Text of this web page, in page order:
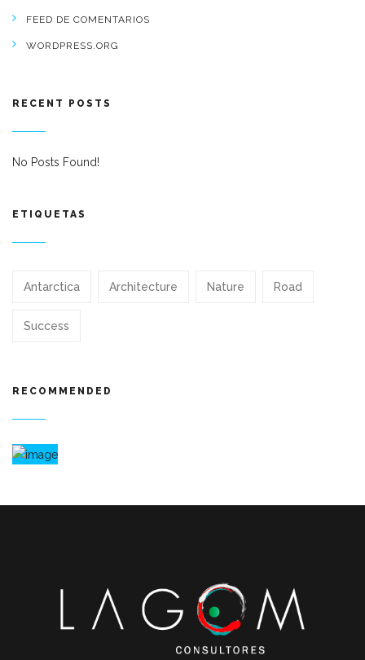
FEED DE COMENTARIOS
WORDPRESS.ORG
RECENT POSTS
No Posts Found!
ETIQUETAS
Antarctica Architecture Nature Road
Success
RECOMMENDED